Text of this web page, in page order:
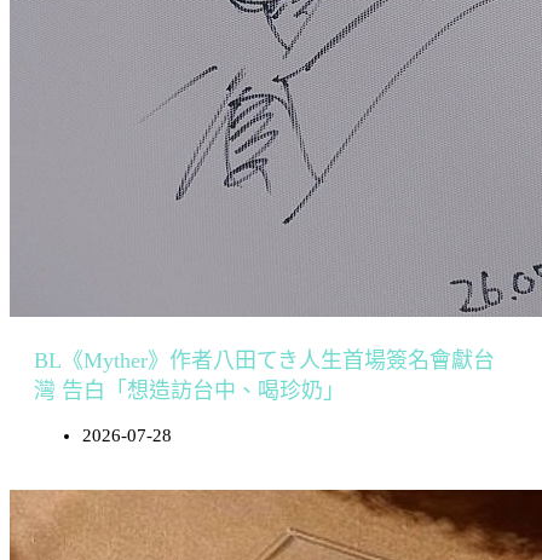
BL《Myther》作者八田てき人生首場簽名會獻台
灣 告白「想造訪台中、喝珍奶」
2026-07-28